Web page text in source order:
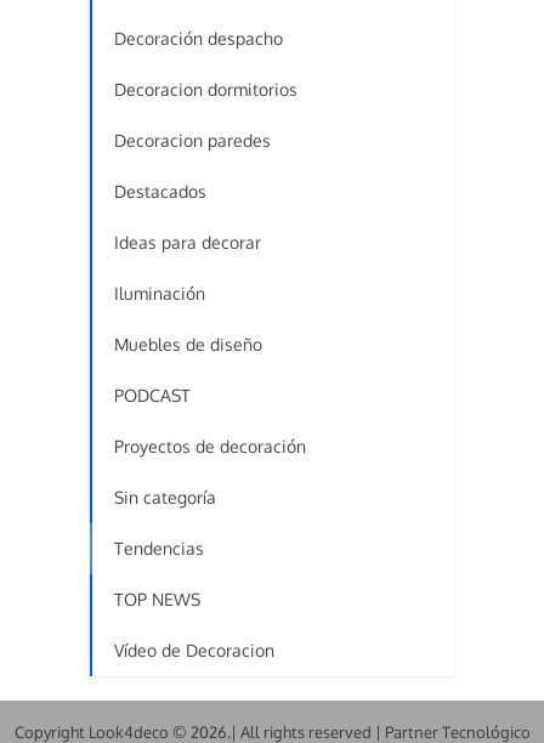
Decoración despacho
Decoracion dormitorios
Decoracion paredes
Destacados
Ideas para decorar
Iluminación
Muebles de diseño
PODCAST
Proyectos de decoración
Sin categoría
Tendencias
TOP NEWS
Vídeo de Decoracion
Copyright Look4deco © 2026.| All rights reserved | Partner Tecnológico